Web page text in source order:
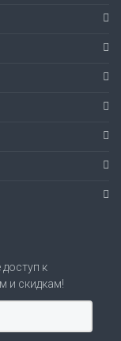
к
и скидкам!